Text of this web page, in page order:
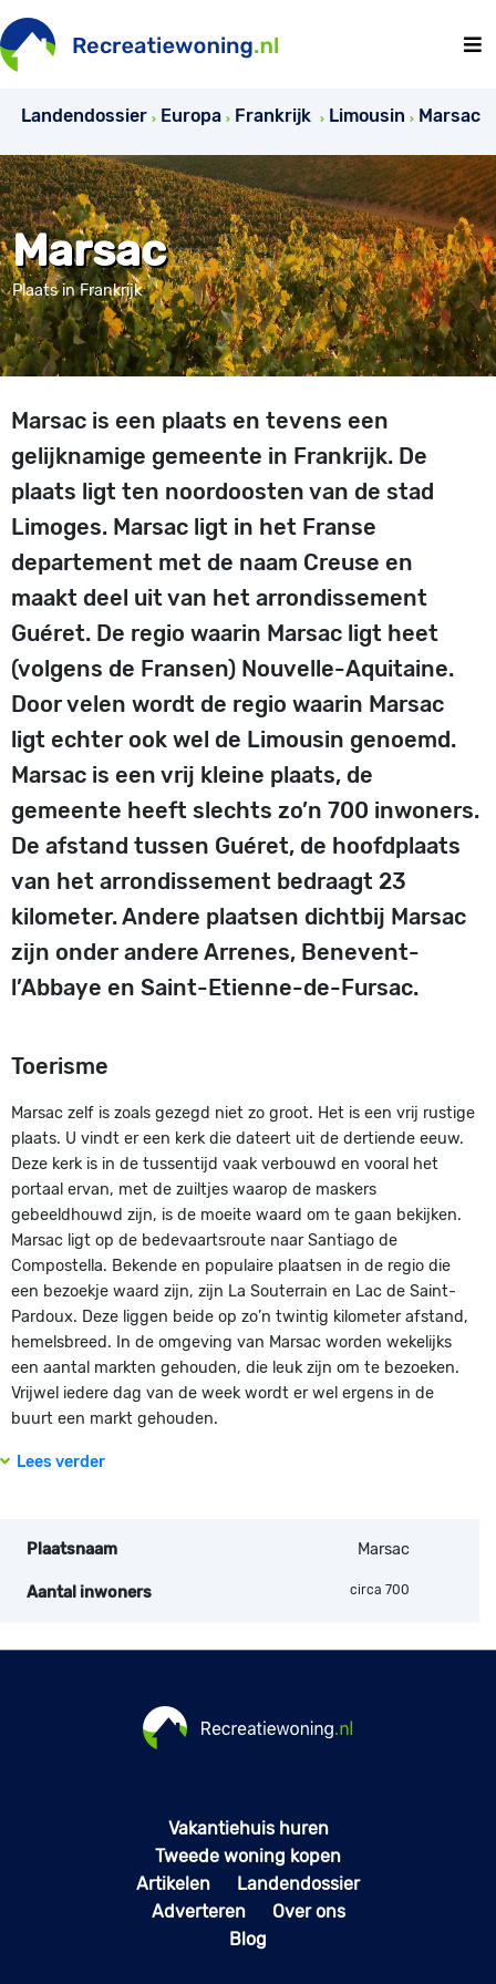
Landendossier Europa Frankrijk Limousin Marsac
Marsac
Plaats in Frankrijk
Marsac is een plaats en tevens een
gelijknamige gemeente in Frankrijk. De
plaats ligt ten noordoosten van de stad
Limoges. Marsac ligt in het Franse
departement met de naam Creuse en
maakt deel uit van het arrondissement
Guéret. De regio waarin Marsac ligt heet
(volgens de Fransen) Nouvelle-Aquitaine.
Door velen wordt de regio waarin Marsac
ligt echter ook wel de Limousin genoemd.
Marsac is een vrij kleine plaats, de
gemeente heeft slechts zo’n 700 inwoners.
De afstand tussen Guéret, de hoofdplaats
van het arrondissement bedraagt 23
kilometer. Andere plaatsen dichtbij Marsac
zijn onder andere Arrenes, Benevent-
l’Abbaye en Saint-Etienne-de-Fursac.
Toerisme
Marsac zelf is zoals gezegd niet zo groot. Het is een vrij rustige
plaats. U vindt er een kerk die dateert uit de dertiende eeuw.
Deze kerk is in de tussentijd vaak verbouwd en vooral het
portaal ervan, met de zuiltjes waarop de maskers
gebeeldhouwd zijn, is de moeite waard om te gaan bekijken.
Marsac ligt op de bedevaartsroute naar Santiago de
Compostella. Bekende en populaire plaatsen in de regio die
een bezoekje waard zijn, zijn La Souterrain en Lac de Saint-
Pardoux. Deze liggen beide op zo’n twintig kilometer afstand,
hemelsbreed. In de omgeving van Marsac worden wekelijks
een aantal markten gehouden, die leuk zijn om te bezoeken.
Vrijwel iedere dag van de week wordt er wel ergens in de
buurt een markt gehouden.
Lees verder
Plaatsnaam Marsac
Aantal inwoners circa 700
Vakantiehuis huren
Tweede woning kopen
Artikelen
Landendossier
Adverteren
Over ons
Blog